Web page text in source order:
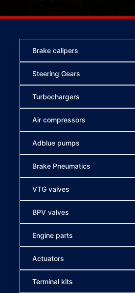
Brake calipers
Steering Gears
Turbochargers
Air compressors
Adblue pumps
Brake Pneumatics
VTG valves
BPV valves
Engine parts
Actuators
Terminal kits